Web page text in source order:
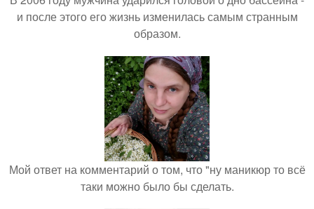
и после этого его жизнь изменилась самым странным
образом.
Мой ответ на комментарий о том, что "ну маникюр то всё
таки можно было бы сделать.